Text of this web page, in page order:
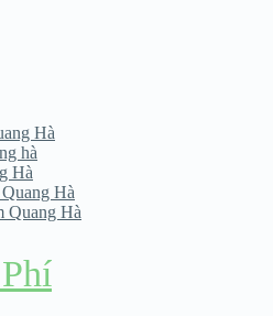
Hà
hà
Hà
Hà
Quang Hà